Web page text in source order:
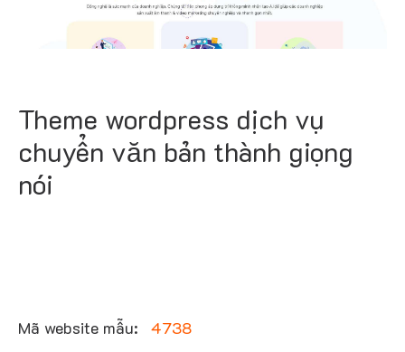
Theme wordpress dịch vụ
chuyển văn bản thành giọng
nói
Mã website mẫu: 4738